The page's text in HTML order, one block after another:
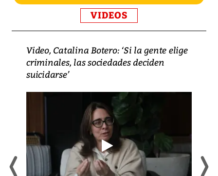
VIDEOS
Video, Catalina Botero: ‘Si la gente elige
criminales, las sociedades deciden
suicidarse’